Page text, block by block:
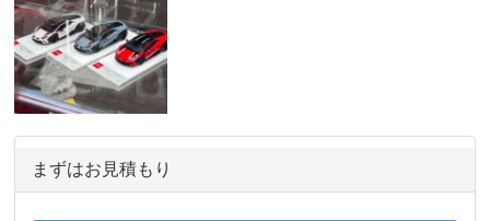
まずはお見積もり